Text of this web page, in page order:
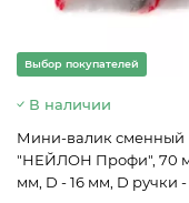
Выбор покупателей
В наличии
Мини-валик сменный
"НЕЙЛОН Профи", 70
мм, D - 16 мм, D ручки -